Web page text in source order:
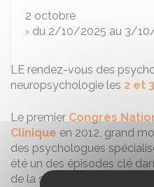
2 octobre
› du 2/10/2025 au 3/
LE rendez-vous des
neuropsychologie les 2 et
Le premier Congrès
Clinique en 2012, grand
des psychologues
été un des épisodes clé
de la spécialité. Avec plus